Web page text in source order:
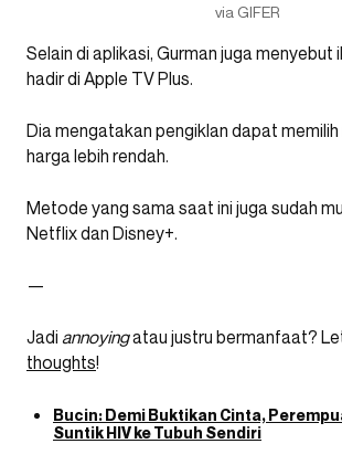
via GIFER
Selain di aplikasi, Gurman juga menyebut
hadir di Apple TV Plus.
Dia mengatakan pengiklan dapat
harga lebih rendah.
Metode yang sama saat ini juga sudah
Netflix dan Disney+.
—
Jadi annoyingatau justru bermanfaat?
thoughts!
Bucin: Demi Buktikan Cinta,
Suntik HIV ke Tubuh Sendiri